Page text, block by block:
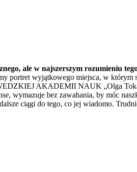
ale w najszerszym rozumieniu
portret wyjątkowego miejsca, w
AKADEMII NAUK „Olga
wymazuje bez zawahania, by móc
ciągi do tego, co jej wiadomo.